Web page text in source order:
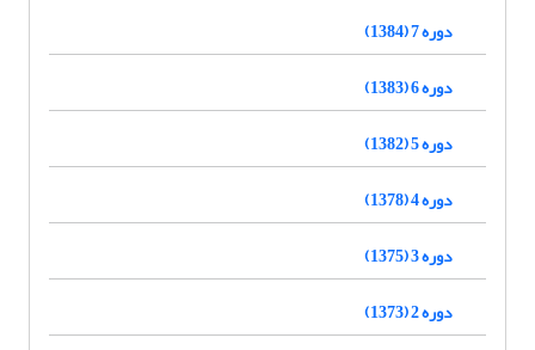
دوره 7 (1384)
دوره 6 (1383)
دوره 5 (1382)
دوره 4 (1378)
دوره 3 (1375)
دوره 2 (1373)